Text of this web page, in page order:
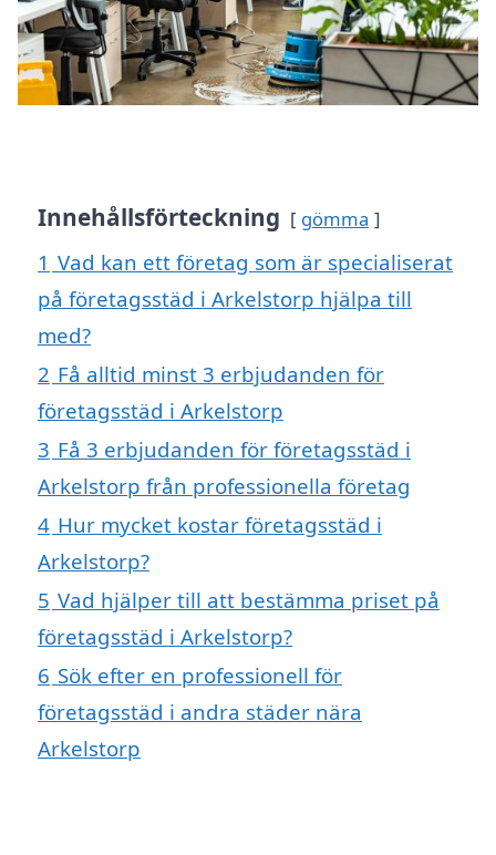
Innehållsförteckning gömma
1 Vad kan ett företag som är specialiserat
på företagsstäd i Arkelstorp hjälpa till
med?
2 Få alltid minst 3 erbjudanden för
företagsstäd i Arkelstorp
3 Få 3 erbjudanden för företagsstäd i
Arkelstorp från professionella företag
4 Hur mycket kostar företagsstäd i
Arkelstorp?
5 Vad hjälper till att bestämma priset på
företagsstäd i Arkelstorp?
6 Sök efter en professionell för
företagsstäd i andra städer nära
Arkelstorp